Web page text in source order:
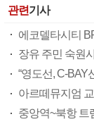
관련기사
에코델타시티
장유 주민 숙원
아르떼뮤지엄
중앙역~북항 트